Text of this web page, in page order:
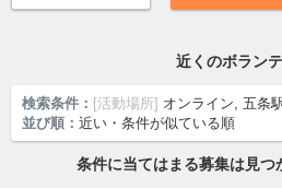
近くのボラン
検索条件： [活動場所] オンライン, 五条
並び順： 近い・条件が似ている順
条件に当てはまる募集は見つ